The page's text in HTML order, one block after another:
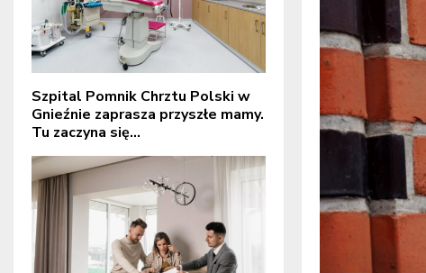
Szpital Pomnik Chrztu Polski w
Gnieźnie zaprasza przyszłe mamy.
Tu zaczyna się...